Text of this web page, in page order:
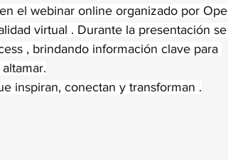
el webinar online organizado por
virtual . Durante la presentación se
, brindando información clave para
inspiran, conectan y transforman .